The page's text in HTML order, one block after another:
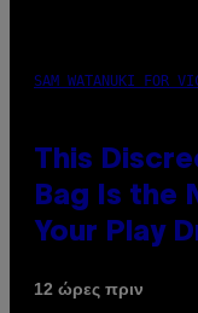
SAM WATANUKI FOR
This
Bag Is the
Your Play
12 ώρες πριν